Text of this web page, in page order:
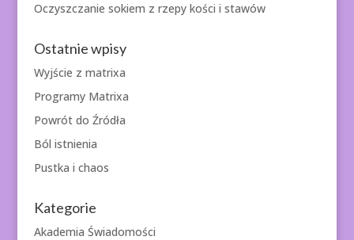
Oczyszczanie sokiem z rzepy kości i stawów
Ostatnie wpisy
Wyjście z matrixa
Programy Matrixa
Powrót do Źródła
Ból istnienia
Pustka i chaos
Kategorie
Akademia Świadomości